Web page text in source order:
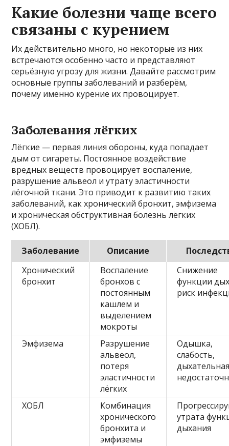
Какие болезни чаще всего
связаны с курением
Их действительно много, но некоторые из них
встречаются особенно часто и представляют
серьёзную угрозу для жизни. Давайте рассмотрим
основные группы заболеваний и разберём,
почему именно курение их провоцирует.
Заболевания лёгких
Лёгкие — первая линия обороны, куда попадает
дым от сигареты. Постоянное воздействие
вредных веществ провоцирует воспаление,
разрушение альвеол и утрату эластичности
лёгочной ткани. Это приводит к развитию таких
заболеваний, как хронический бронхит, эмфизема
и хроническая обструктивная болезнь лёгких
(ХОБЛ).
Заболевание Описание
Хронический
бронхит
Воспаление
бронхов с
постоянным
кашлем и
выделением
мокроты
Снижение
функции
риск
Эмфизема
Разрушение
альвеол,
потеря
эластичности
лёгких
Одышка,
слабость,
ХОБЛ
Комбинация
хронического
бронхита и
эмфиземы
утрата
дыхания